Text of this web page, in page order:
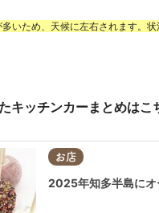
いため、天候に左右されます。
ッチンカーまとめはこ
お店
2025年知多半島にオ